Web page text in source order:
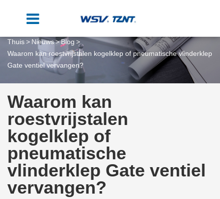
Thuis Nieuws
Blog
Waarom kan roestvrijstalen kogelklep of pneumatische vlinderklep
Gate ventiel vervangen?
Waarom kan
roestvrijstalen
kogelklep of
pneumatische
vlinderklep Gate ventiel
vervangen?